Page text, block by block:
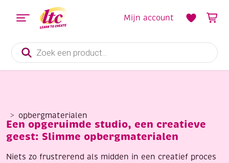
Producten
zoeken
Mijn account
opbergmaterialen
Een opgeruimde studio, een creatieve
geest: Slimme opbergmaterialen
Niets zo frustrerend als midden in een creatief proces